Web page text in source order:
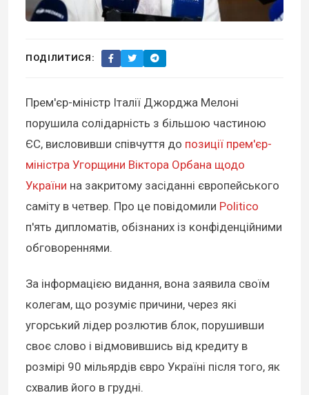
ПОДІЛИТИСЯ:
Прем'єр-міністр Італії Джорджа Мелоні
порушила солідарність з більшою частиною
ЄС, висловивши співчуття до позиції прем'єр-
міністра Угорщини Віктора Орбана щодо
України на закритому засіданні європейського
саміту в четвер. Про це повідомили Politico
п'ять дипломатів, обізнаних із конфіденційними
обговореннями.
За інформацією видання, вона заявила своїм
колегам, що розуміє причини, через які
угорський лідер розлютив блок, порушивши
своє слово і відмовившись від кредиту в
розмірі 90 мільярдів євро Україні після того, як
схвалив його в грудні.